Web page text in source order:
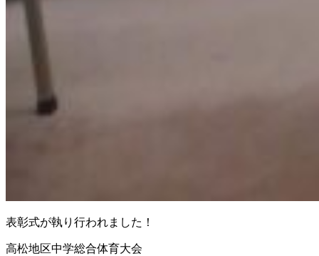
表彰式が執り行われました！
高松地区中学総合体育大会